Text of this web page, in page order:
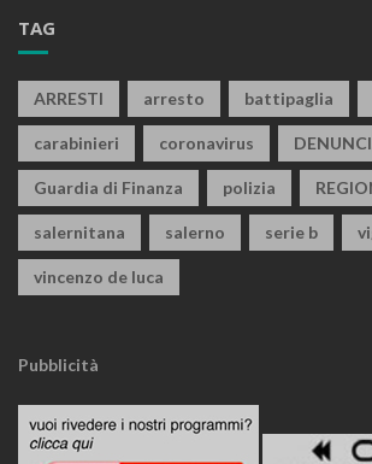
TAG
ARRESTI arresto battipaglia
carabinieri coronavirus
Guardia di Finanza polizia
salernitana salerno serie b
vincenzo de luca
Pubblicità